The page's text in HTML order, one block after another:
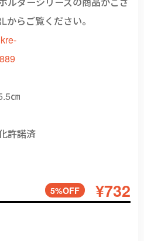
からご覧ください。
㎝
許諾済
5%OFF ¥732